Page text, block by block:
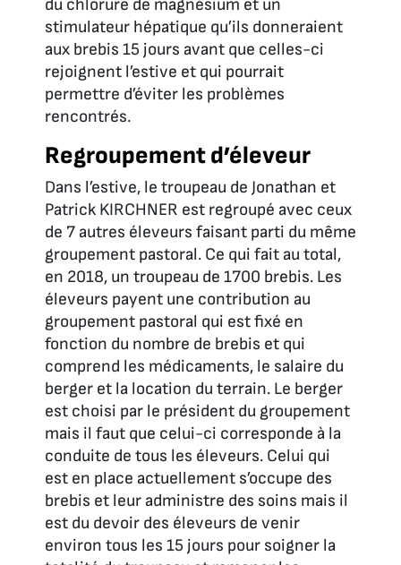
du chlorure de magnésium et un
stimulateur hépatique qu’ils donneraient
aux brebis 15 jours avant que celles-ci
rejoignent l’estive et qui pourrait
permettre d’éviter les problèmes
rencontrés.
Regroupement d’éleveur
Dans l’estive, le troupeau de Jonathan et
Patrick KIRCHNER est regroupé avec ceux
de 7 autres éleveurs faisant parti du même
groupement pastoral. Ce qui fait au total,
en 2018, un troupeau de 1700 brebis. Les
éleveurs payent une contribution au
groupement pastoral qui est fixé en
fonction du nombre de brebis et qui
comprend les médicaments, le salaire du
berger et la location du terrain. Le berger
est choisi par le président du groupement
mais il faut que celui-ci corresponde à la
conduite de tous les éleveurs. Celui qui
est en place actuellement s’occupe des
brebis et leur administre des soins mais il
est du devoir des éleveurs de venir
environ tous les 15 jours pour soigner la